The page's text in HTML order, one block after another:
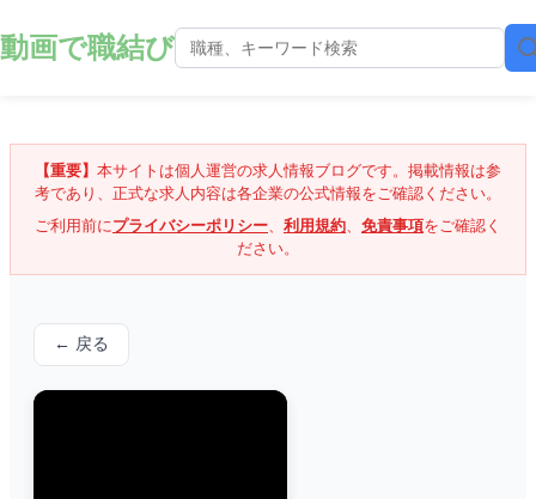
動画で職結び
【重要】 本サイトは個人運営の求人情報ブログです。掲載情報は参
考であり、正式な求人内容は各企業の公式情報をご確認ください。
ご利用前にプライバシーポリシー、 利用規約、 免責事項をご確認く
ださい。
← 戻る